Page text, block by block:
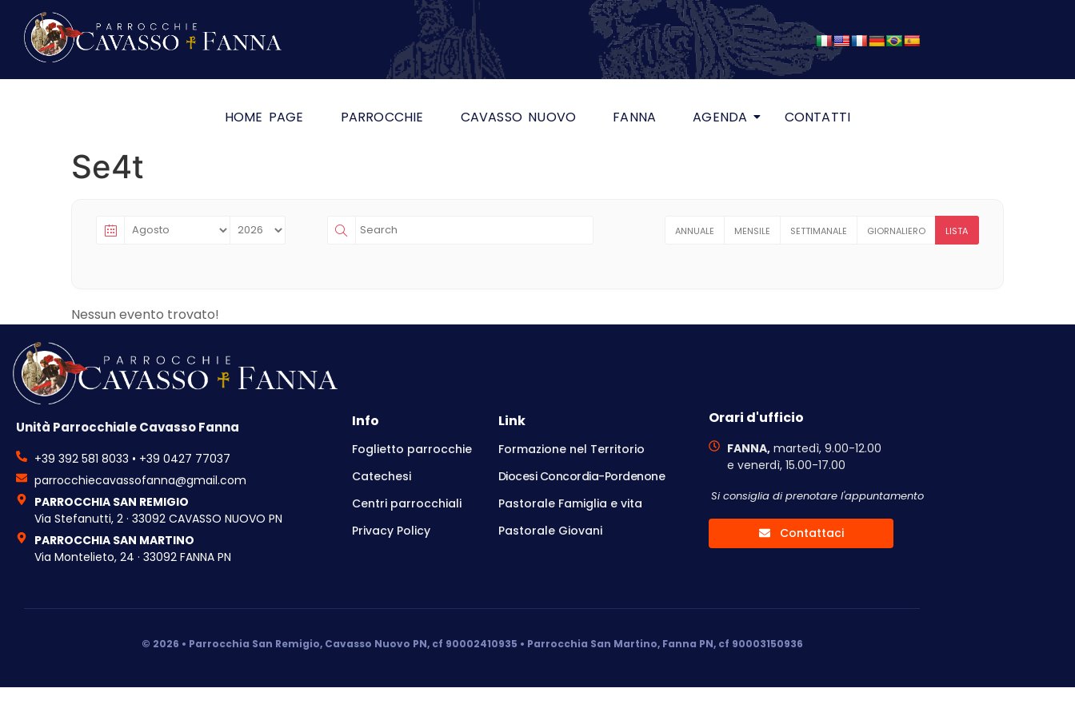
HOME PAGE PARROCCHIE CAVASSO NUOVO FANNA AGENDA CONTATTI
Se4t
ANNUALE MENSILE SETTIMANALE GIORNALIERO LISTA
Nessun evento trovato!
Unità Parrocchiale Cavasso Fanna
+39 392 581 8033 • +39 0427 77037
parrocchiecavassofanna@gmail.com
PARROCCHIA SAN REMIGIO
Via Stefanutti, 2 · 33092 CAVASSO NUOVO PN
PARROCCHIA SAN MARTINO
Via Montelieto, 24 · 33092 FANNA PN
Info
Foglietto parrocchie
Catechesi
Centri parrocchiali
Privacy Policy
Link
Formazione nel Territorio
Diocesi Concordia-Pordenone
Pastorale Famiglia e vita
Pastorale Giovani
Orari d'ufficio
FANNA,martedì, 9.00-12.00
e venerdì, 15.00-17.00
Si consiglia di prenotare l'appuntamento
Contattaci
© 2026 • Parrocchia San Remigio, Cavasso Nuovo PN, cf 90002410935 • Parrocchia San Martino, Fanna PN, cf 90003150936